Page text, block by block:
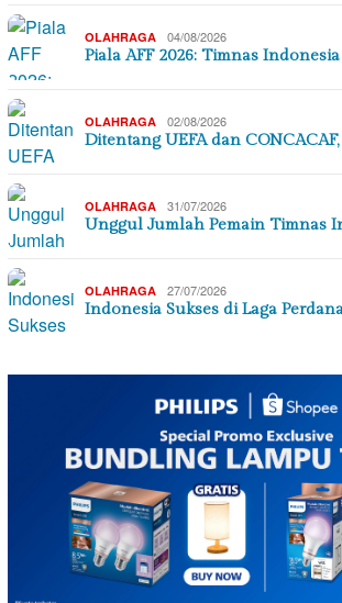
OLAHRAGA 04/08/2026
Piala AFF 2026: Timnas
OLAHRAGA 02/08/2026
Ditentang UEFA dan
OLAHRAGA 31/07/2026
Unggul Jumlah Pemain Timnas
OLAHRAGA 27/07/2026
Indonesia Sukses di Laga